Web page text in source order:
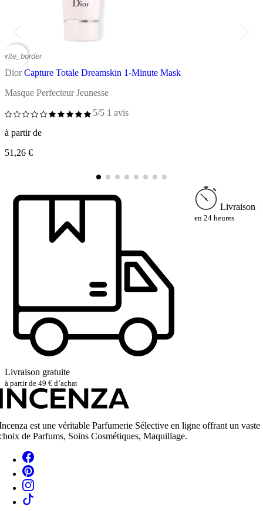
Dior Capture Totale Dreamskin 1-Minute Mask
Masque Perfecteur Jeunesse
5/5 1 avis
à partir de
51,26 €
Livraison gratuite
à partir de 49 € d’achat
Livraison
en 24 heures
est une véritable Parfumerie Sélective en ligne offrant un vaste
de Parfums, Soins Cosmétiques, Maquillage.